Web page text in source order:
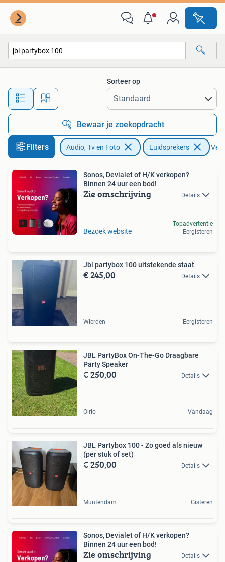
Alle afstanden…
Sorteer op
Bewaar je zoekopdracht
Filters Audio, Tv en Foto Luidsprekers
Sonos, Devialet of H/K verkopen?
Binnen 24 uur een bod!
Zie omschrijving Details
Bezoek website
Topadvertentie
Eergisteren
Jbl partybox 100 uitstekende staat
€ 245,00 Details
Wierden Eergisteren
JBL PartyBox On-The-Go Draagbare
Party Speaker
€ 250,00 Details
Oirlo Vandaag
JBL Partybox 100 - Zo goed als nieuw
(per stuk of set)
€ 250,00 Details
Muntendam Gisteren
Sonos, Devialet of H/K verkopen?
Binnen 24 uur een bod!
Zie omschrijving Details